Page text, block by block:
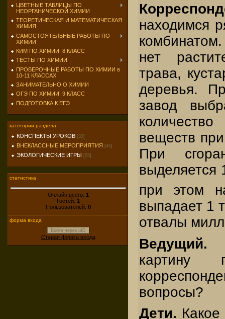
ЦВЕТНЫЕ ТАБЛИЦЫ ПО
НЕОРГАНИЧЕСКОЙ ХИМИИ
ТЕОРЕТИЧЕСКАЯ И МАТЕМАТИЧЕСКАЯ
ХИМИЯ
САМОСТОЯТЕЛЬНЫЕ РАБОТЫ ПО
ХИМИИ
КИМ ПО ХИМИИ. 8 КЛАСС
ТЕСТЫ ПО ХИМИИ
ПРОВЕРОЧНЫЕ РАБОТЫ ПО ХИМИИ в
10-11 КЛАССАХ
ЗАНИМАТЕЛЬНО О ХИМИИ
ОГЭ ПО ХИМИИ. 9 КЛАСС
ПОДГОТОВКА К ЕГЭ
категории раздела
КОНСПЕКТЫ УРОКОВ [33]
ВНЕКЛАССНЫЕ МЕРОПРИЯТИЯ [45]
ЭКОЛОГИЧЕСКИЕ ИГРЫ [55]
статистика
Онлайн всего: 1
Гостей: 1
Пользователей: 0
форма входа
Войти через uID
Старая форма входа
находимся
нет
трава,
деревья.
завод
веществ
При
выделяется
при этом
выпадает 1
отвалы
Ведущий.
картину
вопросы?
Дети.